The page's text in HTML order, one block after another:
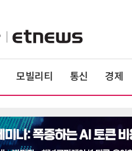
모빌리티 통신 경제